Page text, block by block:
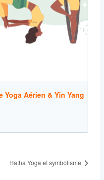
Yoga Aérien & Yin Yang
Hatha Yoga et symbolisme